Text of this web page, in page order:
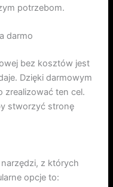
potrzebom.
darmo
bez kosztów jest
Dzięki darmowym
zrealizować ten cel.
stworzyć stronę
z których
opcje to: